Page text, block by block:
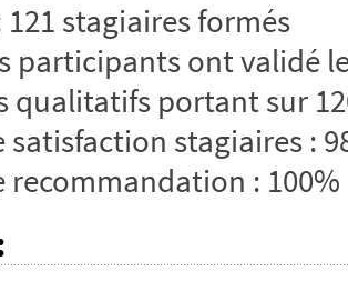
121 stagiaires formés
participants ont validé
qualitatifs portant sur
satisfaction stagiaires :
recommandation : 100%